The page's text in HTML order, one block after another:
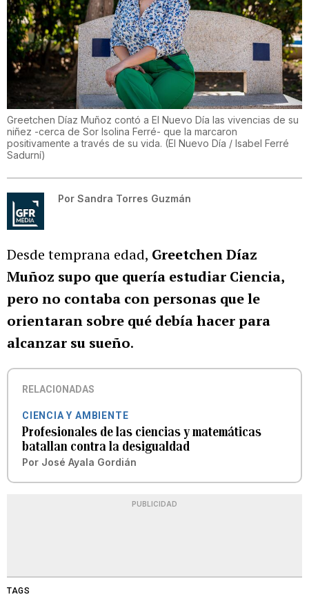
Greetchen Díaz Muñoz contó a El Nuevo Día las vivencias de su
niñez -cerca de Sor Isolina Ferré- que la marcaron
positivamente a través de su vida. (El Nuevo Día / Isabel Ferré
Sadurní)
Por Sandra Torres Guzmán
Desde temprana edad, Greetchen Díaz
Muñoz supo que quería estudiar Ciencia,
pero no contaba con personas que le
orientaran sobre qué debía hacer para
alcanzar su sueño.
RELACIONADAS
CIENCIA Y AMBIENTE
Profesionales de las ciencias y matemáticas
batallan contra la desigualdad
Por José Ayala Gordián
PUBLICIDAD
TAGS